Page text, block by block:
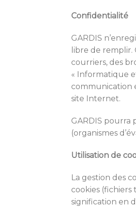
GARDIS
libre de remplir.
courriers, des
« Informatique
communication
site Internet.
GARDIS pourra
(organismes
Utilisation de
La gestion des
cookies
signification en